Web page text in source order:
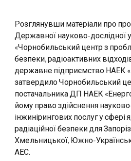
Розглянувши матеріали про
Державної науково-дослідної
«Чорнобильський центр з
безпеки, радіоактивних
державне підприємство НАЕК
затвердило Чорнобильський
постачальника ДП НАЕК
йому право здійснення науково-
інжинірингових послуг у сфері
радіаційної безпеки для
Хмельницької, Южно-
АЕС.